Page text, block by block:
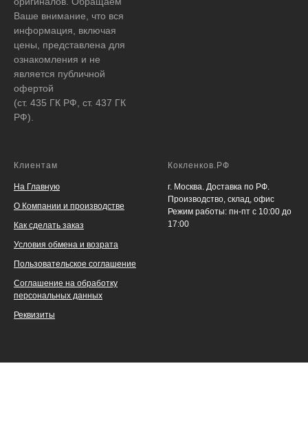
Ваше внимание, что вся
информация, включая
цены, представлена для
ознакомления и не
является публичной
офертой
(ст. 435 ГК РФ, ст. 437 ГК
РФ).
Клиентам
На Главную
О Компании и производстве
Как сделать заказ
Условия обмена и возрата
Пользовательское соглашение
Соглашение на обработку
персональных данных
Реквизиты
Кокленков.РФ
г. Москва. Доставка по РФ.
Производство, склад, офис
Режим работы: пн-пт с 10:00 до
17:00